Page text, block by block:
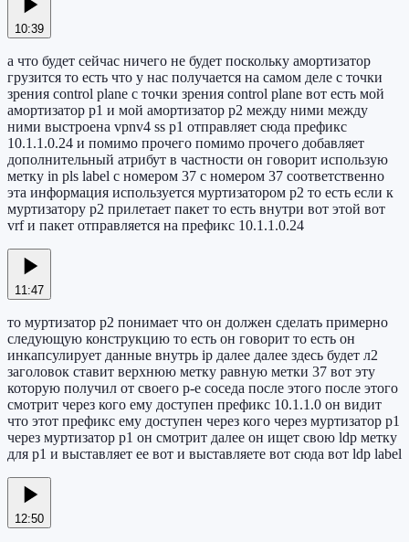
10:39
а что будет сейчас ничего не будет поскольку амортизатор
грузится то есть что у нас получается на самом деле с точки
зрения control plane с точки зрения control plane вот есть мой
амортизатор p1 и мой амортизатор p2 между ними между
ними выстроена vpnv4 ss p1 отправляет сюда префикс
10.1.1.0.24 и помимо прочего помимо прочего добавляет
дополнительный атрибут в частности он говорит использую
метку in pls label с номером 37 с номером 37 соответственно
эта информация используется муртизатором p2 то есть если к
муртизатору p2 прилетает пакет то есть внутри вот этой вот
vrf и пакет отправляется на префикс 10.1.1.0.24
11:47
то муртизатор p2 понимает что он должен сделать примерно
следующую конструкцию то есть он говорит то есть он
инкапсулирует данные внутрь ip далее далее здесь будет л2
заголовок ставит верхнюю метку равную метки 37 вот эту
которую получил от своего p-e соседа после этого после этого
смотрит через кого ему доступен префикс 10.1.1.0 он видит
что этот префикс ему доступен через кого через муртизатор p1
через муртизатор p1 он смотрит далее он ищет свою ldp метку
для p1 и выставляет ее вот и выставляете вот сюда вот ldp label
12:50